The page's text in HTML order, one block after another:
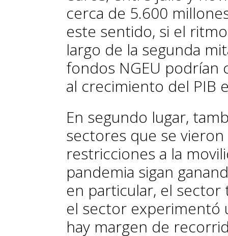
cerca de 5.600
este sentido, si el
largo de la segunda
fondos NGEU
al crecimiento del PIB
En segundo lugar,
sectores que se
restricciones a la
pandemia sigan
en particular, el
el sector experimentó
hay margen de